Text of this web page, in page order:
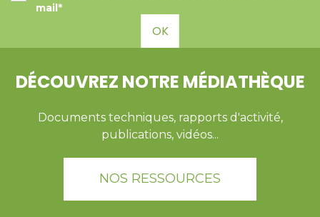
mail*
OK
DÉCOUVREZ NOTRE MÉDIATHÈQUE
Documents techniques, rapports d'activité,
publications, vidéos...
NOS RESSOURCES